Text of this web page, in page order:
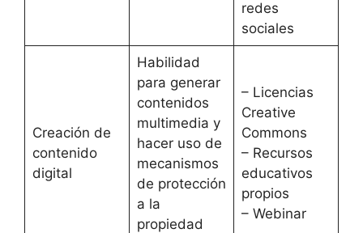
redes
sociales
Creación de
contenido
digital
Habilidad
para generar
contenidos
multimedia y
hacer uso de
mecanismos
de protección
a la
propiedad
– Licencias
Creative
Commons
– Recursos
educativos
propios
– Webinar